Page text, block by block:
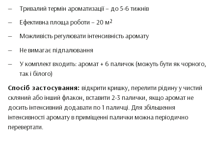
Тривалий термін ароматизації – до 5-6 тижнів
Ефективна площа роботи – 20 м²
Можливість регулювати інтенсивність аромату
Не вимагає підпалювання
У комплект входить: аромат + 6 паличок (можуть бути як чорного,
так і білого)
Спосіб застосування: відкрити кришку, перелити рідину у чистий
скляний або інший флакон, вставити 2-3 палички, якщо аромат не
досить інтенсивний додавати по 1 паличці. Для збільшення
інтенсивності аромату в приміщенні палички можна періодично
перевертати.